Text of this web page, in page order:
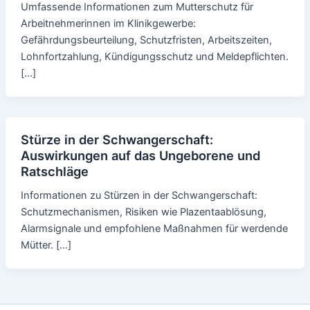
Umfassende Informationen zum Mutterschutz für
Arbeitnehmerinnen im Klinikgewerbe:
Gefährdungsbeurteilung, Schutzfristen, Arbeitszeiten,
Lohnfortzahlung, Kündigungsschutz und Meldepflichten.
[…]
Stürze in der Schwangerschaft:
Auswirkungen auf das Ungeborene und
Ratschläge
Informationen zu Stürzen in der Schwangerschaft:
Schutzmechanismen, Risiken wie Plazentaablösung,
Alarmsignale und empfohlene Maßnahmen für werdende
Mütter. […]